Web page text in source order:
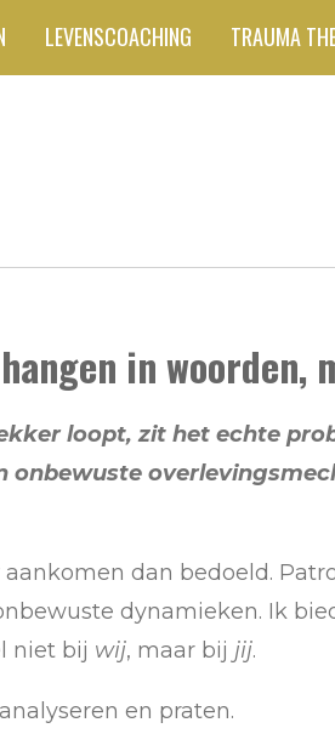
LEVENSCOACHING TRAUMA
in woorden,
loopt, zit het echte
onbewuste
dan bedoeld.
dynamieken. Ik
niet bij wij, maar bij jij.
en praten.